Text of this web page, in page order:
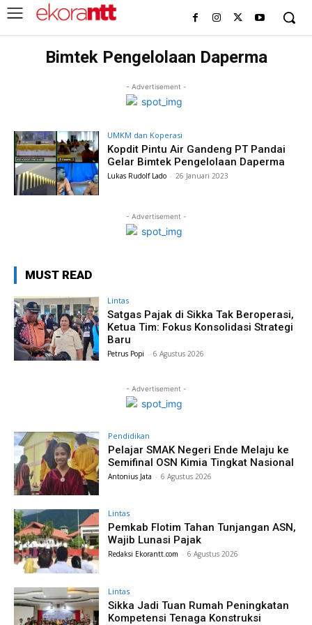
Bimtek Pengelolaan Daperma
- Advertisement -
UMKM dan Koperasi
Kopdit Pintu Air Gandeng PT Pandai
Gelar Bimtek Pengelolaan Daperma
Lukas Rudolf Lado - 26 Januari 2023
- Advertisement -
MUST READ
Lintas
Satgas Pajak di Sikka Tak Beroperasi,
Ketua Tim: Fokus Konsolidasi Strategi
Baru
Petrus Popi - 6 Agustus 2026
- Advertisement -
Pendidikan
Pelajar SMAK Negeri Ende Melaju ke
Semifinal OSN Kimia Tingkat Nasional
Antonius Jata - 6 Agustus 2026
Lintas
Pemkab Flotim Tahan Tunjangan ASN,
Wajib Lunasi Pajak
Redaksi Ekorantt.com - 6 Agustus 2026
Lintas
Sikka Jadi Tuan Rumah Peningkatan
Kompetensi Tenaga Konstruksi